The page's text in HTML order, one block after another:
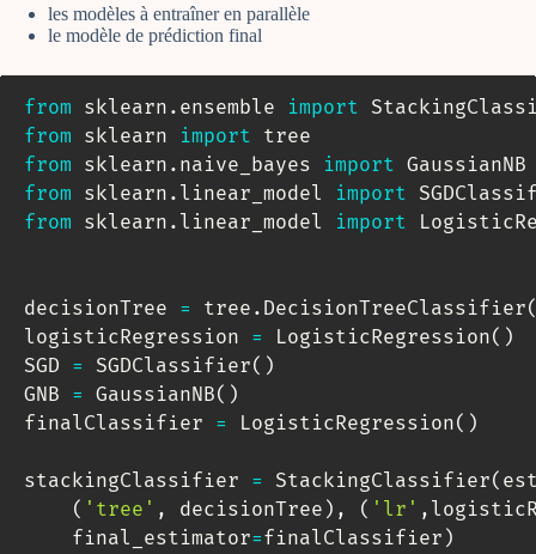
les modèles à entraîner en parallèle
le modèle de prédiction final
from sklearn . ensemble import
from sklearn import
from sklearn . naive_bayes import
from sklearn . linear_model import
from sklearn . linear_model import
decisionTree = tree . DecisionTreeClassifier
logisticRegression = LogisticRegression( )
SGD = SGDClassifier( )
GNB = GaussianNB( )
finalClassifier = LogisticRegression( )
stackingClassifier = StackingClassifier(
( 'tree' , decisionTree ) , ( 'lr' ,
    final_estimator
=finalClassifier )